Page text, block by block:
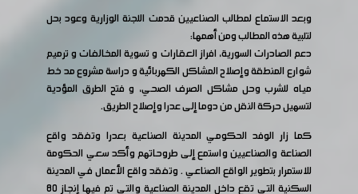
وبعد الاستماع لمطالب الصناعيين قدمت اللجنة الوزارية وعود بحل
لتلبية هذه المطالب ومن أهمها:
دعم الصادرات السورية، افراز العقارات و تسوية المخالفات و ترميم
شوارع المنطقة وإصلاح المشاكل الكهربائية و دراسة مشروع مد خط
مياه للشرب وحل مشاكل الصرف الصحي، و فتح الطرق المؤدية
لتسهيل حركة النقل من دوما إلى عدرا وإصلاح الطريق.
كما زار الوفد الحكومي المدينة الصناعية بعدرا وتفقد واقع
الصناعة والصناعيين واستمع إلى طروحاتهم وأكد سعي الحكومة
للاستمرار بتطوير الواقع الصناعي . وتفقد واقع الأعمال في المدينة
السكنية التي تقع داخل المدينة الصناعية والتي تم فيها إنجاز ٨٠